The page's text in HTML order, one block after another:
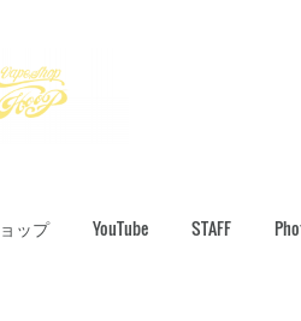
ップ YouTube STAFF